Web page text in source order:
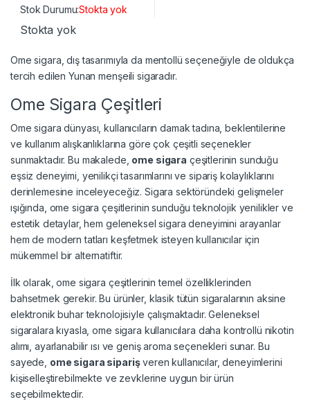
Stok Durumu:Stokta yok
Stokta yok
Ome sigara, dış tasarımıyla da mentollü seçeneğiyle de oldukça
tercih edilen Yunan menşeili sigaradır.
Ome Sigara Çeşitleri
Ome sigara dünyası, kullanıcıların damak tadına, beklentilerine
ve kullanım alışkanlıklarına göre çok çeşitli seçenekler
sunmaktadır. Bu makalede, ome sigara çeşitlerinin sunduğu
eşsiz deneyimi, yenilikçi tasarımlarını ve sipariş kolaylıklarını
derinlemesine inceleyeceğiz. Sigara sektöründeki gelişmeler
ışığında, ome sigara çeşitlerinin sunduğu teknolojik yenilikler ve
estetik detaylar, hem geleneksel sigara deneyimini arayanlar
hem de modern tatları keşfetmek isteyen kullanıcılar için
mükemmel bir alternatiftir.
İlk olarak, ome sigara çeşitlerinin temel özelliklerinden
bahsetmek gerekir. Bu ürünler, klasik tütün sigaralarının aksine
elektronik buhar teknolojisiyle çalışmaktadır. Geleneksel
sigaralara kıyasla, ome sigara kullanıcılara daha kontrollü nikotin
alımı, ayarlanabilir ısı ve geniş aroma seçenekleri sunar. Bu
sayede, ome sigara siparişveren kullanıcılar, deneyimlerini
kişiselleştirebilmekte ve zevklerine uygun bir ürün
seçebilmektedir.